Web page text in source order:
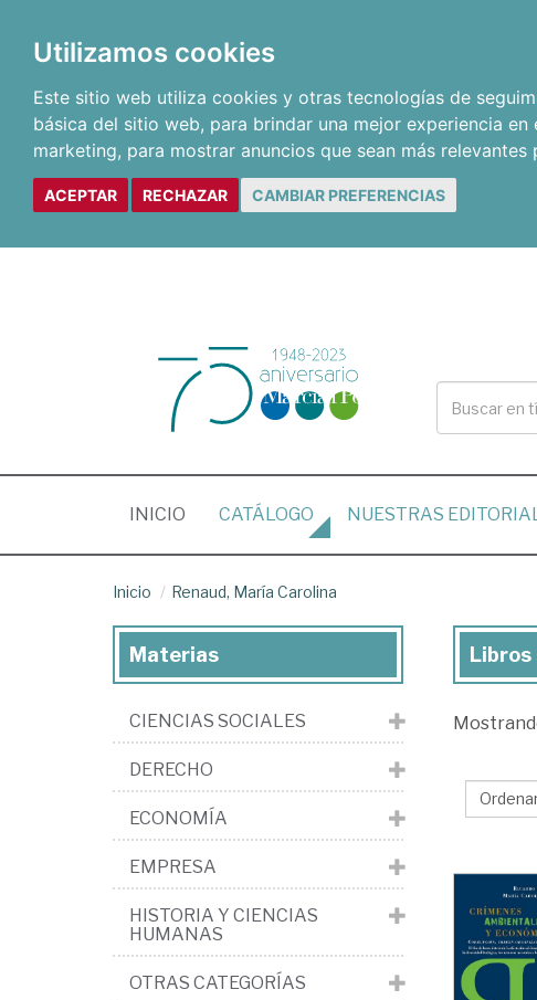
Utilizamos cookies
Este sitio web utiliza cookies y otras tecnologías de
básica del sitio web, para brindar una mejor experiencia en
marketing, para mostrar anuncios que sean más relevantes
ACEPTAR RECHAZAR CAMBIAR PREFERENCIAS
INICIO (CURRENT)
CATÁLOGO NUESTRAS
Inicio Renaud, María Carolina
Libros
Libros
Materias
CIENCIAS SOCIALES
DERECHO
ECONOMÍA
EMPRESA
HISTORIA Y CIENCIAS
HUMANAS
OTRAS CATEGORÍAS